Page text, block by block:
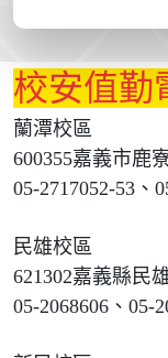
校安值勤
蘭潭校區
600355嘉義市鹿
05-2717052-53、
民雄校區
621302嘉義縣民
05-2068606、05-